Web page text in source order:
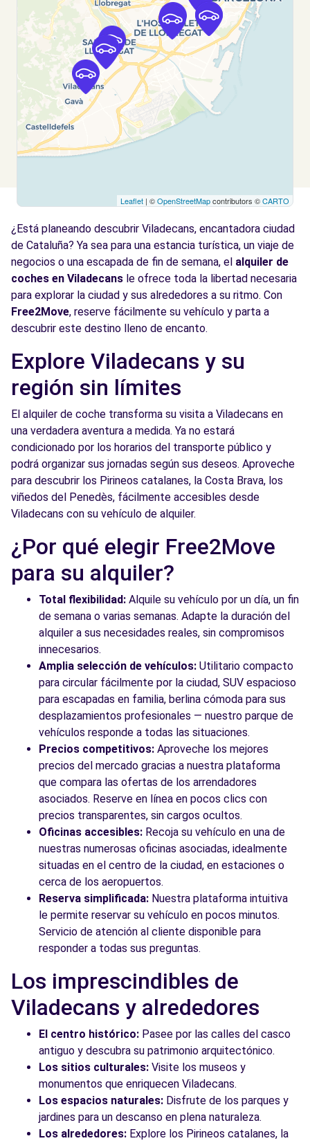
Hospitalet de Llobregat (L'), 8907
Ver agencia
Free2Move Rent - MASTERNOU -
Barcelona (O) 24/7
C/ Cobalto, 10-12
Barcelona, 8038
Ver agencia
Free2Move Rent - MASTERNOU -
10.7
C/ Cobalto, 10-12
Barcelona, 8038
Free2Move Rent - S&YOU BARCELONA -
BADAL, 81
Barcelona, 8014
Ver agencia
Free2Move Rent - S&YOU BARCELONA -
Badal - Barcelona (C)
10.9
km
BADAL, 81
Barcelona, 8014
Free2Move Rent - S&YOU BARCELONA -
Badal - Barcelona (P)
km
BADAL, 81
Barcelona, 8014
Ver agencia
Ver todas las agencias
Leaflet | ©OpenStreetMapcontributors ©CARTO
¿Está planeando descubrir Viladecans, encantadora ciudad
de Cataluña? Ya sea para una estancia turística, un viaje de
negocios o una escapada de fin de semana, el alquiler de
coches en Viladecans le ofrece toda la libertad necesaria
para explorar la ciudad y sus alrededores a su ritmo. Con
Free2Move, reserve fácilmente su vehículo y parta a
descubrir este destino lleno de encanto.
Explore Viladecans y su
región sin límites
El alquiler de coche transforma su visita a Viladecans en
una verdadera aventura a medida. Ya no estará
condicionado por los horarios del transporte público y
podrá organizar sus jornadas según sus deseos. Aproveche
para descubrir los Pirineos catalanes, la Costa Brava, los
viñedos del Penedès, fácilmente accesibles desde
Viladecans con su vehículo de alquiler.
¿Por qué elegir Free2Move
para su alquiler?
Total flexibilidad: Alquile su vehículo por un día, un fin
de semana o varias semanas. Adapte la duración del
alquiler a sus necesidades reales, sin compromisos
innecesarios.
Amplia selección de vehículos: Utilitario compacto
para circular fácilmente por la ciudad, SUV espacioso
para escapadas en familia, berlina cómoda para sus
desplazamientos profesionales — nuestro parque de
vehículos responde a todas las situaciones.
Precios competitivos: Aproveche los mejores
precios del mercado gracias a nuestra plataforma
que compara las ofertas de los arrendadores
asociados. Reserve en línea en pocos clics con
precios transparentes, sin cargos ocultos.
Oficinas accesibles: Recoja su vehículo en una de
nuestras numerosas oficinas asociadas, idealmente
situadas en el centro de la ciudad, en estaciones o
cerca de los aeropuertos.
Reserva simplificada: Nuestra plataforma intuitiva
le permite reservar su vehículo en pocos minutos.
Servicio de atención al cliente disponible para
responder a todas sus preguntas.
Los imprescindibles de
Viladecans y alrededores
El centro histórico: Pasee por las calles del casco
antiguo y descubra su patrimonio arquitectónico.
Los sitios culturales: Visite los museos y
monumentos que enriquecen Viladecans.
Los espacios naturales: Disfrute de los parques y
jardines para un descanso en plena naturaleza.
Los alrededores: Explore los Pirineos catalanes, la